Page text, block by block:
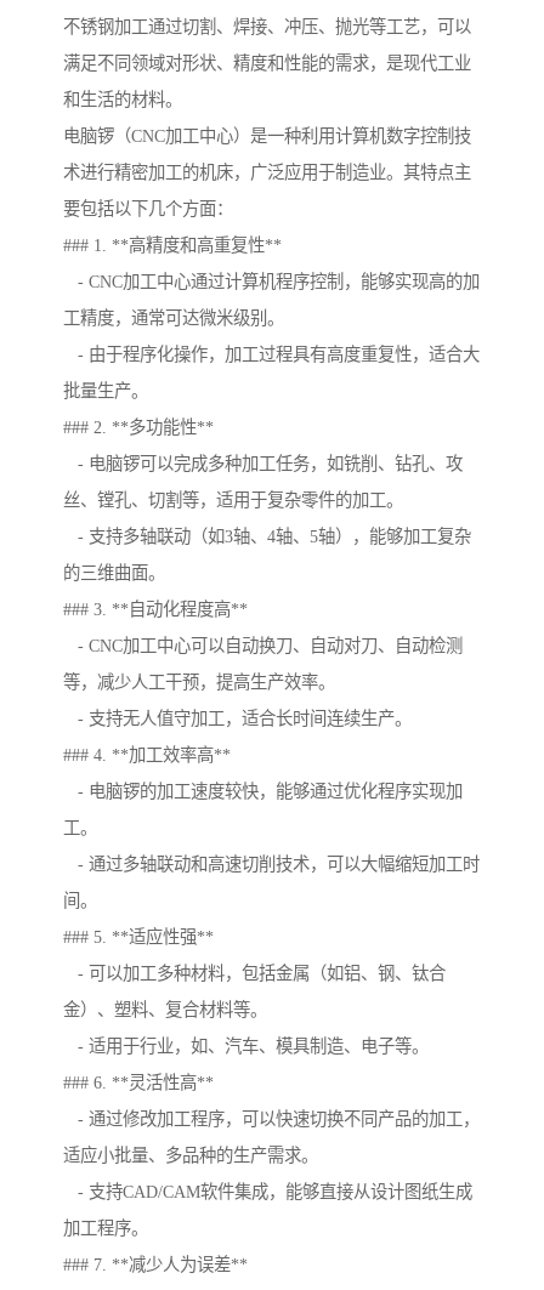
不锈钢加工通过切割、焊接、冲压、抛光等工艺，可以
满足不同领域对形状、精度和性能的需求，是现代工业
和生活的材料。
电脑锣（CNC加工中心）是一种利用计算机数字控制技
术进行精密加工的机床，广泛应用于制造业。其特点主
要包括以下几个方面：
### 1. **高精度和高重复性**
- CNC加工中心通过计算机程序控制，能够实现高的加
工精度，通常可达微米级别。
- 由于程序化操作，加工过程具有高度重复性，适合大
批量生产。
### 2. **多功能性**
- 电脑锣可以完成多种加工任务，如铣削、钻孔、攻
丝、镗孔、切割等，适用于复杂零件的加工。
- 支持多轴联动（如3轴、4轴、5轴），能够加工复杂
的三维曲面。
### 3. **自动化程度高**
- CNC加工中心可以自动换刀、自动对刀、自动检测
等，减少人工干预，提高生产效率。
- 支持无人值守加工，适合长时间连续生产。
### 4. **加工效率高**
- 电脑锣的加工速度较快，能够通过优化程序实现加
工。
- 通过多轴联动和高速切削技术，可以大幅缩短加工时
间。
### 5. **适应性强**
- 可以加工多种材料，包括金属（如铝、钢、钛合
金）、塑料、复合材料等。
- 适用于行业，如、汽车、模具制造、电子等。
### 6. **灵活性高**
- 通过修改加工程序，可以快速切换不同产品的加工，
适应小批量、多品种的生产需求。
- 支持CAD/CAM软件集成，能够直接从设计图纸生成
加工程序。
### 7. **减少人为误差**